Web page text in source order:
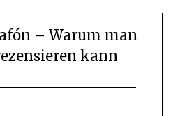
– Warum man
kann